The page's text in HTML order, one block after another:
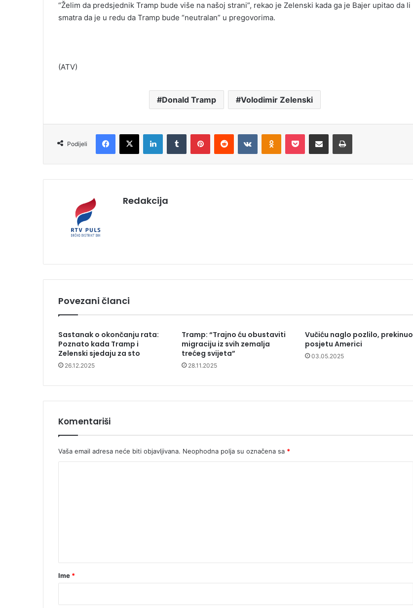
“Želim da predsjednik Tramp bude više na našoj strani”, rekao je Zelenski kada ga je Bajer upitao da li
smatra da je u redu da Tramp bude “neutralan” u pregovorima.
(ATV)
Donald Tramp Volodimir Zelenski
Podijeli
Redakcija
Povezani članci
Sastanak o okončanju rata:
Poznato kada Tramp i
Zelenski sjedaju za sto
26.12.2025
Tramp: “Trajno ću obustaviti
migraciju iz svih zemalja
trećeg svijeta”
28.11.2025
Vučiću naglo pozlilo, prekinuo
posjetu Americi
03.05.2025
Komentariši
Vaša email adresa neće biti objavljivana. Neophodna polja su označena sa *
r
Ime *